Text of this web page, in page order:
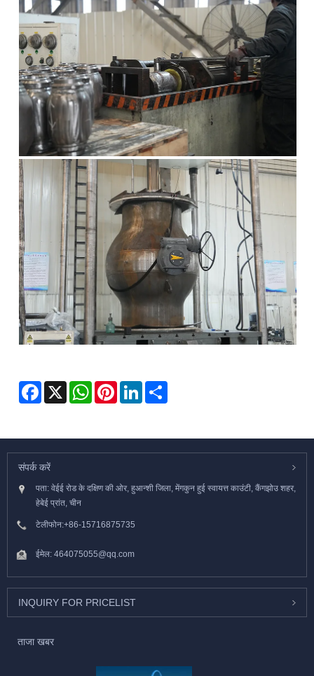
Facebook
X WhatsAppPinterestLinkedIn
संपर्क करें
पता: वेईई रोड के दक्षिण की ओर, हुआन्शी जिला, मेंगकुन हुई स्वायत्त काउंटी, कैंगझोउ शहर,
हेबेई प्रांत, चीन
टेलीफोन:+86-15716875735
ईमेल: 464075055@qq.com
INQUIRY FOR PRICELIST
ताजा खबर